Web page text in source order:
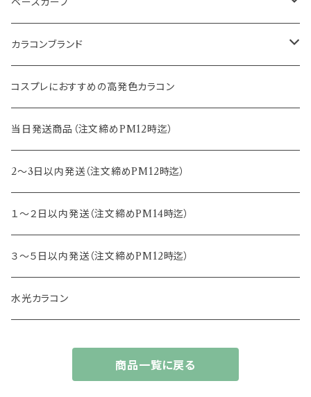
14.2mm
14.5mm
15.0mm
14.4mm
12.8mm
13.0mm
13.2mm
13.3mm
13.4mm
13.5mm
13.6mm
8.6mm
8.7mm
8.8mm
8.5mm
カラコンブランド
エバーカラー
エヌズコレクション
トパーズ
キャンディーマジック
レヴィア
チュチュ
コスプレにおすすめの高発色カラコン
当日発送商品（注文締めPM12時迄）
2～3日以内発送（注文締めPM12時迄）
１～２日以内発送（注文締めPM14時迄）
３～５日以内発送（注文締めPM12時迄）
水光カラコン
商品一覧に戻る